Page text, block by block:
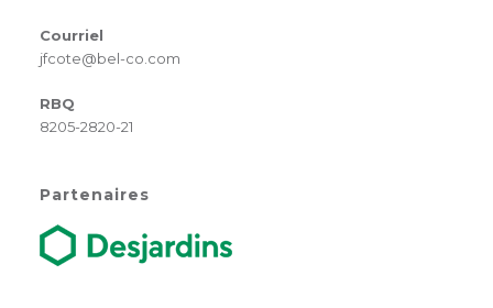
Courriel
jfcote@bel-co.com
RBQ
8205-2820-21
Partenaires